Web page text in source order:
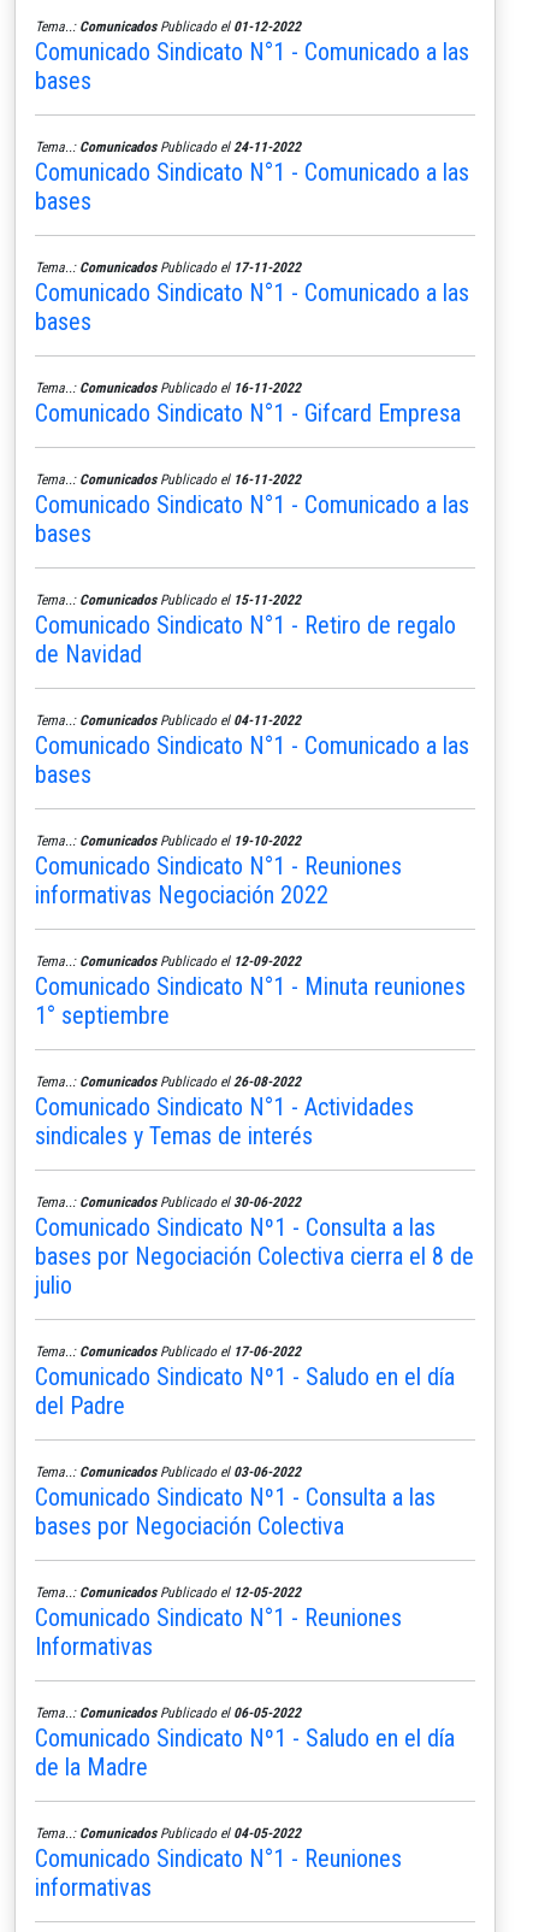
Tema..: ComunicadosPublicado el 01-12-2022
Comunicado Sindicato N°1 - Comunicado a las
bases
Tema..: ComunicadosPublicado el 24-11-2022
Comunicado Sindicato N°1 - Comunicado a las
bases
Tema..: ComunicadosPublicado el 17-11-2022
Comunicado Sindicato N°1 - Comunicado a las
bases
Tema..: ComunicadosPublicado el 16-11-2022
Comunicado Sindicato N°1 - Gifcard Empresa
Tema..: ComunicadosPublicado el 16-11-2022
Comunicado Sindicato N°1 - Comunicado a las
bases
Tema..: ComunicadosPublicado el 15-11-2022
Comunicado Sindicato N°1 - Retiro de regalo
de Navidad
Tema..: ComunicadosPublicado el 04-11-2022
Comunicado Sindicato N°1 - Comunicado a las
bases
Tema..: ComunicadosPublicado el 19-10-2022
Comunicado Sindicato N°1 - Reuniones
informativas Negociación 2022
Tema..: ComunicadosPublicado el 12-09-2022
Comunicado Sindicato N°1 - Minuta reuniones
1° septiembre
Tema..: ComunicadosPublicado el 26-08-2022
Comunicado Sindicato N°1 - Actividades
sindicales y Temas de interés
Tema..: ComunicadosPublicado el 30-06-2022
Comunicado Sindicato Nº1 - Consulta a las
bases por Negociación Colectiva cierra el 8 de
julio
Tema..: ComunicadosPublicado el 17-06-2022
Comunicado Sindicato Nº1 - Saludo en el día
del Padre
Tema..: ComunicadosPublicado el 03-06-2022
Comunicado Sindicato Nº1 - Consulta a las
bases por Negociación Colectiva
Tema..: ComunicadosPublicado el 12-05-2022
Comunicado Sindicato N°1 - Reuniones
Informativas
Tema..: ComunicadosPublicado el 06-05-2022
Comunicado Sindicato Nº1 - Saludo en el día
de la Madre
Tema..: ComunicadosPublicado el 04-05-2022
Comunicado Sindicato N°1 - Reuniones
informativas